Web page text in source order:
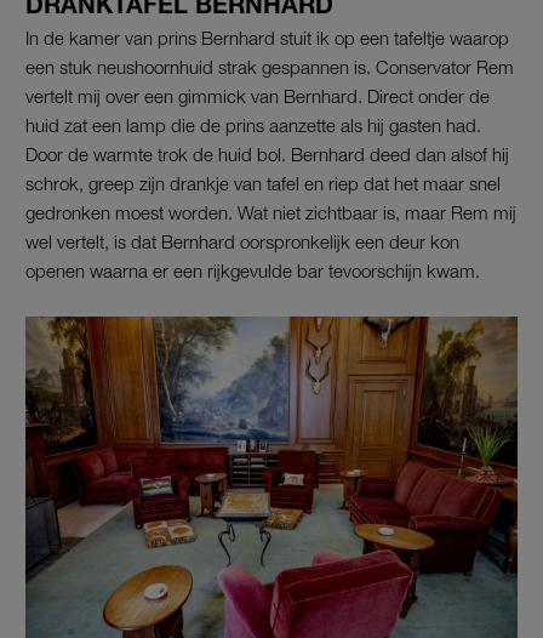
In de kamer van prins Bernhard stuit ik op een tafeltje waarop
een stuk neushoornhuid strak gespannen is. Conservator Rem
vertelt mij over een gimmick van Bernhard. Direct onder de
huid zat een lamp die de prins aanzette als hij gasten had.
Door de warmte trok de huid bol. Bernhard deed dan alsof hij
schrok, greep zijn drankje van tafel en riep dat het maar snel
gedronken moest worden. Wat niet zichtbaar is, maar Rem mij
wel vertelt, is dat Bernhard oorspronkelijk een deur kon
openen waarna er een rijkgevulde bar tevoorschijn kwam.